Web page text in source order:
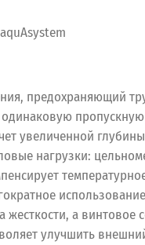
предохраняющий
увеличенной
нагрузки:
а винтовое
улучшить